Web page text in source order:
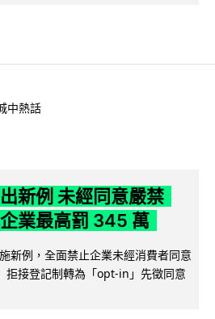
中熱話
新例 未經同意嚴禁
業最高罰 345 萬
新例，全面禁止企業未經消費者同意
接登記制轉為「opt-in」先徵同意